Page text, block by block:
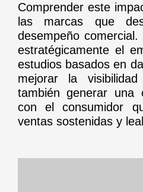
Comprender este
las marcas que
desempeño
estratégicamente el
estudios basados en
mejorar la
también generar una
con el consumidor
ventas sostenidas y